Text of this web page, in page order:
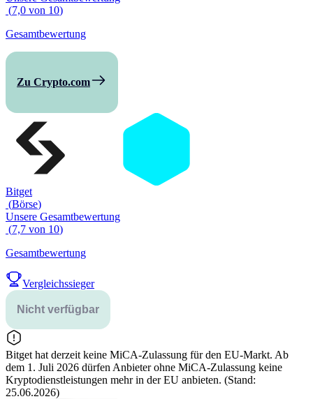
(7,0 von 10)
Gesamtbewertung
Zu Crypto.com
Bitget
(Börse)
Unsere Gesamtbewertung
(7,7 von 10)
Gesamtbewertung
Vergleichssieger
Nicht verfügbar
Bitget hat derzeit keine MiCA-Zulassung für den EU-Markt. Ab
dem 1. Juli 2026 dürfen Anbieter ohne MiCA-Zulassung keine
Kryptodienstleistungen mehr in der EU anbieten. (Stand:
25.06.2026)